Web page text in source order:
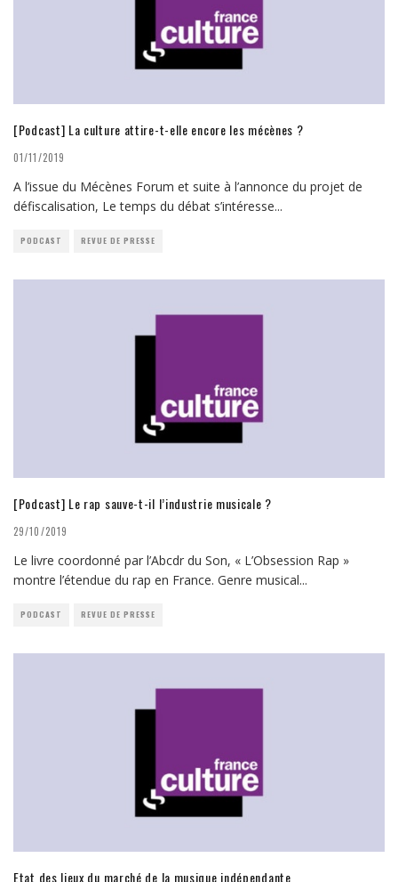
[Podcast] La culture attire-t-elle encore les mécènes ?
01/11/2019
A l’issue du Mécènes Forum et suite à l’annonce du projet de
défiscalisation, Le temps du débat s’intéresse...
PODCAST REVUE DE PRESSE
[Podcast] Le rap sauve-t-il l’industrie musicale ?
29/10/2019
Le livre coordonné par l’Abcdr du Son, « L’Obsession Rap »
montre l’étendue du rap en France. Genre musical...
PODCAST REVUE DE PRESSE
Etat des lieux du marché de la musique indépendante